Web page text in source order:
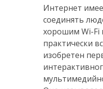
Интернет
соединять
хорошим Wi-Fi
практически
изобретен